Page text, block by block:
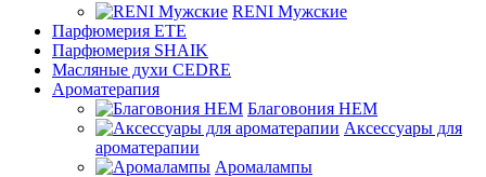
RENI Мужские
Парфюмерия ETE
Парфюмерия SHAIK
Масляные духи CEDRE
Ароматерапия
Благовония HEM
Аксессуары для
ароматерапии
Аромалампы